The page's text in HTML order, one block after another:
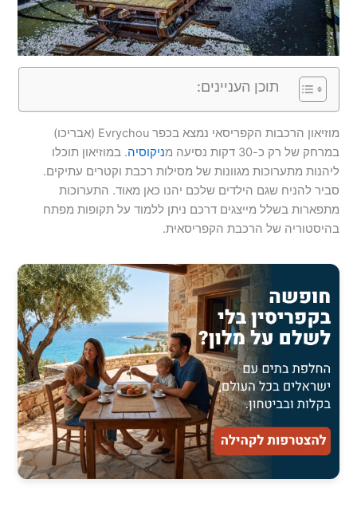
תוכן העניינים:
מוזיאון הרכבות הקפריסאי נמצא בכפר Evrychou (אבריכו)
במרחק של רק כ-30 דקות נסיעה מ
ניקוסיה. במוזיאון תוכלו
ליהנות מתערוכות מגוונות של מסילות רכבת וקטרים עתיקים.
סביר להניח שגם הילדים שלכם יהנו כאן מאוד. התערוכות
מתפארות בשלל מייצגים דרכם ניתן ללמוד על תקופות מפתח
בהיסטוריה של הרכבת הקפריסאית.